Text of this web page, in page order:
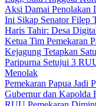
Aksi Damai Penolakan
Ini Sikap Senator Filep
Haris Tahir: Desa
Ketua Tim Pemekaran
Kejagung Tetapkan
Paripurna Setujui 3
Menolak
Pemekaran Papua Jadi
Gubernur dan Kapolda